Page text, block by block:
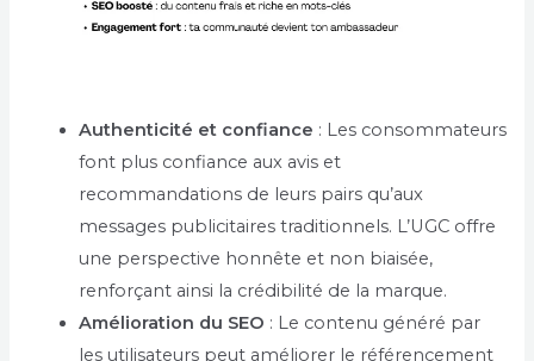
Authenticité et confiance : Les consommateurs
font plus confiance aux avis et
recommandations de leurs pairs qu’aux
messages publicitaires traditionnels. L’UGC offre
une perspective honnête et non biaisée,
renforçant ainsi la crédibilité de la marque.
Amélioration du SEO : Le contenu généré par
les utilisateurs peut améliorer le référencement